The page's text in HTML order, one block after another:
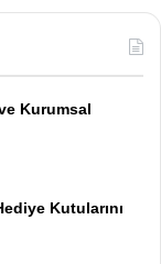
Kurumsal
Kutularını